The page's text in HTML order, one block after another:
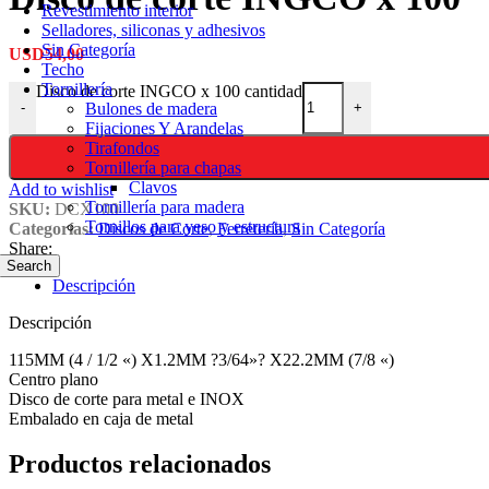
Revestimiento interior
Selladores, siliconas y adhesivos
Sin Categoría
Techo
Tornillería
Bulones de madera
Fijaciones Y Arandelas
Tirafondos
Tornillería para chapas
Clavos
Tornillería para madera
Tornillos para yeso y estructura
Search
USD54,00
-
Disco de corte INGCO x 100 cantidad
+
Add to wishlist
SKU: DCX100
Categorías: Discos de Corte, Ferretería, Sin Categoría
Share:
Descripción
Descripción
115MM (4 / 1/2 «) X1.2MM ?3/64»? X22.2MM (7/8 «)
Centro plano
Disco de corte para metal e INOX
Embalado en caja de metal
Productos relacionados